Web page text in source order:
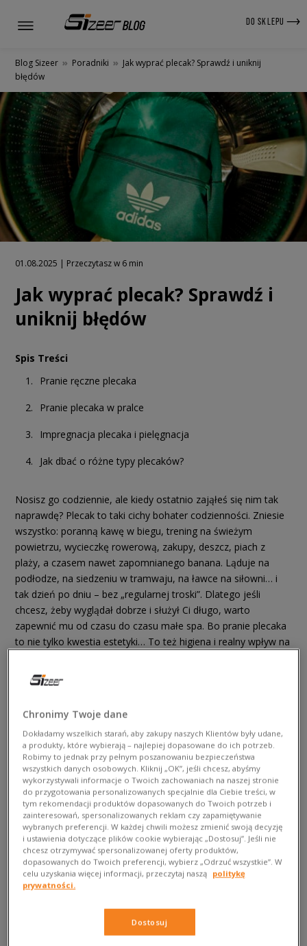
DO SKLEPU
Blog Sizeer » Poradniki » Jak wyprać plecak? Sprawdź i uniknij
błędów
01.08.2025 | Przeczytasz w 6 min
Jak wyprać plecak? Sprawdź i
uniknij błędów
Spis Treści
Pranie ręczne plecaka
Pranie plecaka w pralce
Impregnacja plecaka i pielęgnacja
Jak dbać o różne typy plecaków?
Nosisz go codziennie, ale kiedy ostatnio zająłeś się nim tak
naprawdę? Plecak to taki cichy bohater codzienności. Zniesie
wszystko: poranną kawę w biegu, trening na świeżym
powietrzu, wycieczkę rowerową, zakupy, deszcz, piach z
plaży, a czasem nawet zapomnianego banana. Ląduje na
podłodze, na siedzeniu w tramwaju, na ławce na siłowni… i
tak dzień po dniu – bez „regularnej troski”. Dlatego jeśli
chcesz, żeby wyglądał dobrze i służył Ci długo, warto
zapewnić mu od czasu do czasu małe spa. Bo pranie plecaka
to nie tylko kwestia estetyki… To też higiena i realny wpływ na
mają kontakt z jedzeniem, butami czy kosmetykami. Inaczej
podejdziesz do plecaka z płótna, inaczej do plecaka z
Materiał ma znaczenie, a odpowiednia pielęgnacja przedłuża
jego życie i wygląd. Zatem, jak praćplecak? To pytanie
zadaje sobie wiele osób przy pierwszej próbie. Ale spokojnie,
nie musisz się o nic martwić!Zanim więc zarzucisz go
ponownie na plecy, sprawdź, jak wyprać plecak dobrze i
bez ryzyka.
Pranie ręczne plecaka
Czasem wystarczy odrobina uwagi, żeby plecak znowu
wyglądał jak nowy, tuż po zakupie. Jeśli nie jest bardzo
brudny, nie pachnie jak po survivalu w deszczu i po prostu
potrzebuje lekkiego odświeżenia – pranie ręczne to najlepszy
kierunek. Idealne dla modeli z usztywnieniami, wstawkami ze
skóry, detalami, które nie lubią wirowania… Albo po prostu
Chronimy Twoje dane
Dokładamy wszelkich starań, aby zakupy naszych Klientów były udane,
a produkty, które wybierają – najlepiej dopasowane do ich potrzeb.
Robimy to jednak przy pełnym poszanowaniu bezpieczeństwa
wszystkich danych osobowych. Kliknij „OK”, jeśli chcesz, abyśmy
wykorzystywali informacje o Twoich zachowaniach na naszej stronie
do przygotowania personalizowanych specjalnie dla Ciebie treści, w
tym rekomendacji produktów dopasowanych do Twoich potrzeb i
zainteresowań, spersonalizowanych reklam czy zapamiętywanie
wybranych preferencji. W każdej chwili możesz zmienić swoją decyzję
i ustawienia dotyczące plików cookie wybierając „Dostosuj”. Jeśli nie
chcesz otrzymywać spersonalizowanej oferty produktów,
dopasowanych do Twoich preferencji, wybierz „Odrzuć wszystkie”. W
celu uzyskania więcej informacji, przeczytaj naszą politykę
prywatności.
Dostosuj